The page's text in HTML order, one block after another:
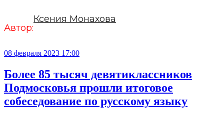
Автор:
Ксения Монахова
08 февраля 2023 17:00
Более 85 тысяч девятиклассников
Подмосковья прошли итоговое
собеседование по русскому языку